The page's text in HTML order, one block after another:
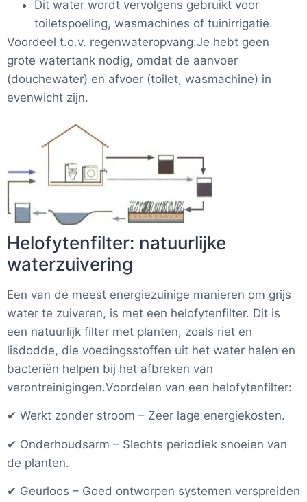
Dit water wordt vervolgens gebruikt voor
toiletspoeling, wasmachines of tuinirrigatie.
Voordeel t.o.v. regenwateropvang:Je hebt geen
grote watertank nodig, omdat de aanvoer
(douchewater) en afvoer (toilet, wasmachine) in
evenwicht zijn.
Helofytenfilter: natuurlijke
waterzuivering
Een van de meest energiezuinige manieren om grijs
water te zuiveren, is met een helofytenfilter. Dit is
een natuurlijk filter met planten, zoals riet en
lisdodde, die voedingsstoffen uit het water halen en
bacteriën helpen bij het afbreken van
verontreinigingen.Voordelen van een helofytenfilter:
✔ Werkt zonder stroom – Zeer lage energiekosten.
✔ Onderhoudsarm – Slechts periodiek snoeien van
de planten.
✔ Geurloos – Goed ontworpen systemen verspreiden